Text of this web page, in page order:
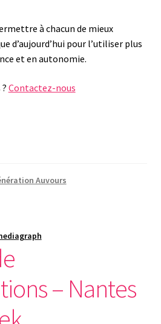
à chacun de mieux
d’aujourd’hui pour l’utiliser plus
et en autonomie.
Contactez-nous
Auvours
– Nantes